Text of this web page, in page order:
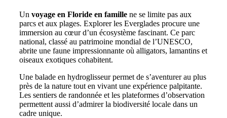
Un voyage en Floride en famille ne se limite pas aux
parcs et aux plages. Explorer les Everglades procure une
immersion au cœur d’un écosystème fascinant. Ce parc
national, classé au patrimoine mondial de l’UNESCO,
abrite une faune impressionnante où alligators, lamantins et
oiseaux exotiques cohabitent.
Une balade en hydroglisseur permet de s’aventurer au plus
près de la nature tout en vivant une expérience palpitante.
Les sentiers de randonnée et les plateformes d’observation
permettent aussi d’admirer la biodiversité locale dans un
cadre unique.